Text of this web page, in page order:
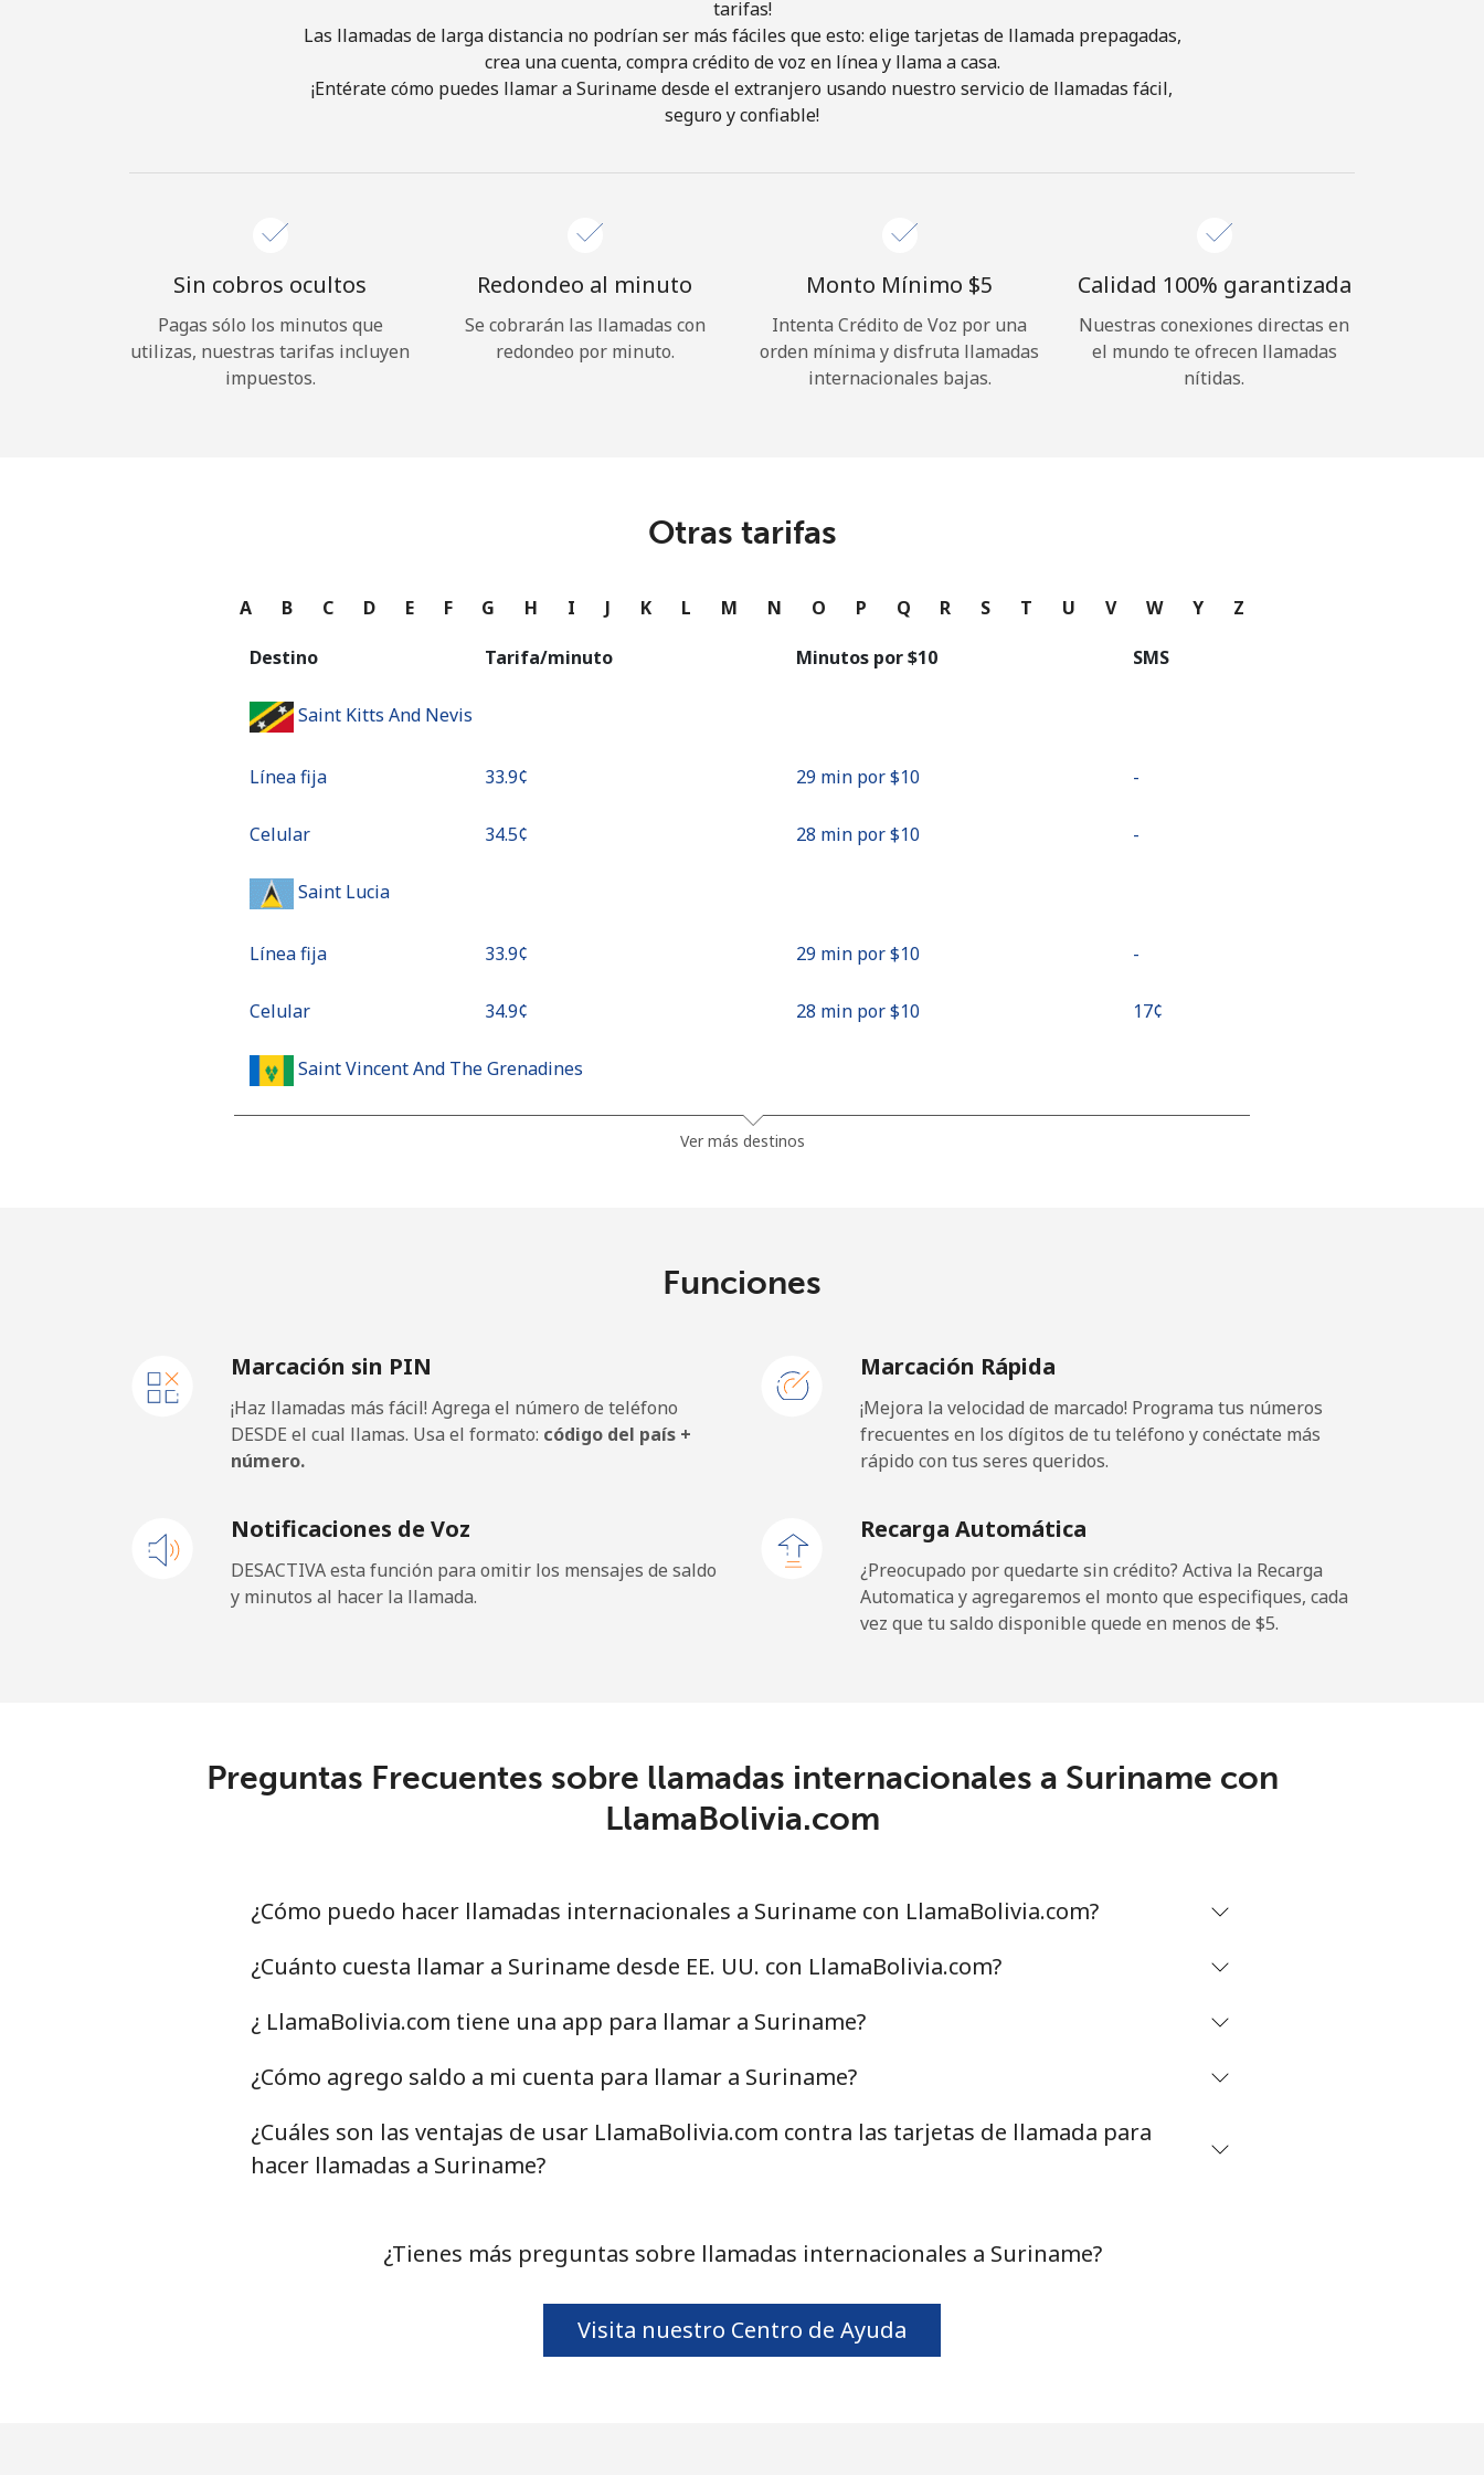
¡Hola!
¿Olvidaste tu contraseña? →
Continuar con
tarifas!
Las llamadas de larga distancia no podrían ser más fáciles que esto: elige tarjetas de llamada prepagadas,
crea una cuenta, compra crédito de voz en línea y llama a casa.
¡Entérate cómo puedes llamar a Suriname desde el extranjero usando nuestro servicio de llamadas fácil,
seguro y confiable!
Sin cobros ocultos
Pagas sólo los minutos que
utilizas, nuestras tarifas incluyen
impuestos.
Redondeo al minuto
Se cobrarán las llamadas con
redondeo por minuto.
Monto Mínimo ⁦$5⁩
Intenta Crédito de Voz por una
orden mínima y disfruta llamadas
internacionales bajas.
Calidad 100% garantizada
Nuestras conexiones directas en
el mundo te ofrecen llamadas
nítidas.
Otras tarifas
A B C D E F G H I J K L M N O P Q R S T U V W Y Z
Destino Tarifa/minuto Minutos por ⁦$10⁩ SMS
Saint Kitts And Nevis
Línea fija ⁦33.9¢⁩ 29 min por ⁦$10⁩ -
Celular ⁦34.5¢⁩ 28 min por ⁦$10⁩ -
Saint Lucia
Línea fija ⁦33.9¢⁩ 29 min por ⁦$10⁩ -
Celular ⁦34.9¢⁩ 28 min por ⁦$10⁩ ⁦17¢⁩
Saint Vincent And The Grenadines
Celular 7 min por ⁦$10⁩
San Marino
Celular 42 min por ⁦$10⁩
Sao Tome And Principe
Línea fija ⁦14.9¢⁩ 67 min por ⁦$10⁩ -
43 min por ⁦$10⁩
Línea fija ⁦46.9¢⁩ 21 min por ⁦$10⁩
Celular ⁦40.9¢⁩ 24 min por ⁦$10⁩
Serbia
Línea fija ⁦24.5¢⁩ 40 min por ⁦$10⁩ -
11 min por ⁦$10⁩
Ver más destinos
Funciones
Marcación sin PIN
¡Haz llamadas más fácil! Agrega el número de teléfono
DESDE el cual llamas. Usa el formato: código del país +
número.
Marcación Rápida
¡Mejora la velocidad de marcado! Programa tus números
frecuentes en los dígitos de tu teléfono y conéctate más
rápido con tus seres queridos.
Notificaciones de Voz
DESACTIVA esta función para omitir los mensajes de saldo
y minutos al hacer la llamada.
Recarga Automática
¿Preocupado por quedarte sin crédito? Activa la Recarga
Automatica y agregaremos el monto que especifiques, cada
vez que tu saldo disponible quede en menos de ⁦$5⁩.
Preguntas Frecuentes sobre llamadas internacionales a Suriname con
LlamaBolivia.com
¿Cómo puedo hacer llamadas internacionales a Suriname con LlamaBolivia.com?
¿Cuánto cuesta llamar a Suriname desde EE. UU. con LlamaBolivia.com?
¿ LlamaBolivia.com tiene una app para llamar a Suriname?
¿Cómo agrego saldo a mi cuenta para llamar a Suriname?
¿Cuáles son las ventajas de usar LlamaBolivia.com contra las tarjetas de llamada para
hacer llamadas a Suriname?
¿Tienes más preguntas sobre llamadas internacionales a Suriname?
Visita nuestro Centro de Ayuda